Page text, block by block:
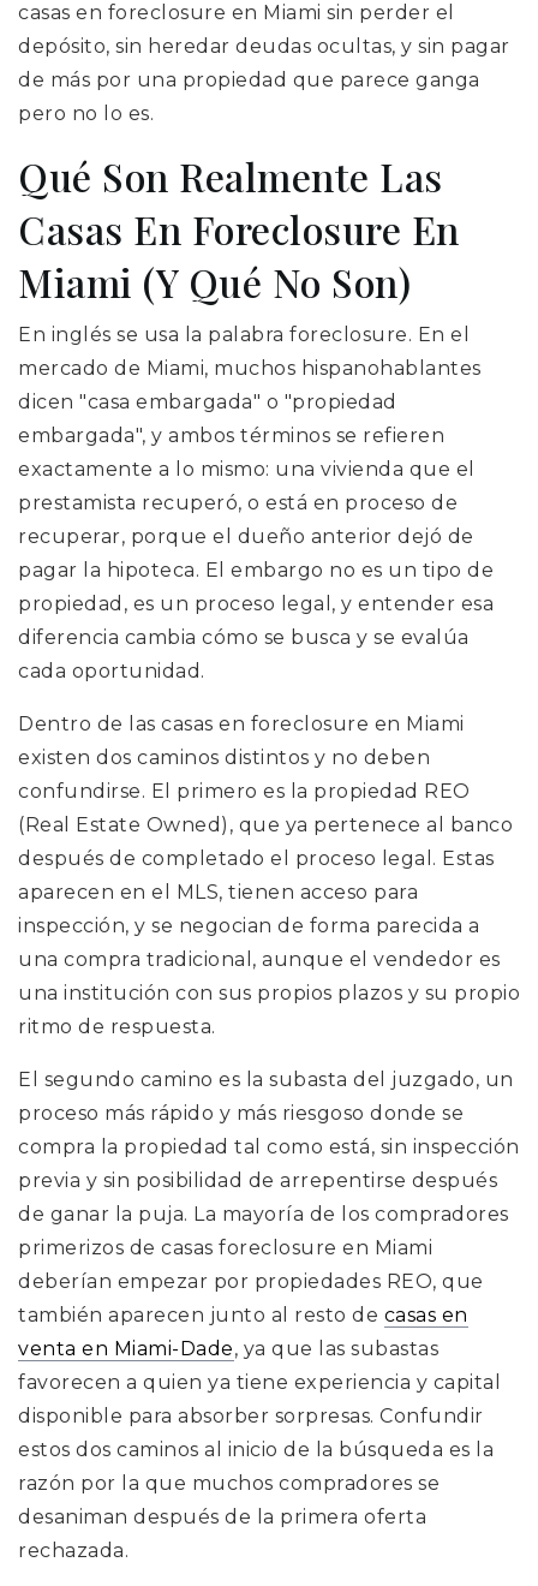
casas en foreclosure en Miami sin perder el
depósito, sin heredar deudas ocultas, y sin pagar
de más por una propiedad que parece ganga
pero no lo es.
Qué Son Realmente Las
Casas En Foreclosure En
Miami (y Qué No Son)
En inglés se usa la palabra foreclosure. En el
mercado de Miami, muchos hispanohablantes
dicen "casa embargada" o "propiedad
embargada", y ambos términos se refieren
exactamente a lo mismo: una vivienda que el
prestamista recuperó, o está en proceso de
recuperar, porque el dueño anterior dejó de
pagar la hipoteca. El embargo no es un tipo de
propiedad, es un proceso legal, y entender esa
diferencia cambia cómo se busca y se evalúa
cada oportunidad.
Dentro de las casas en foreclosure en Miami
existen dos caminos distintos y no deben
confundirse. El primero es la propiedad REO
(Real Estate Owned), que ya pertenece al banco
después de completado el proceso legal. Estas
aparecen en el MLS, tienen acceso para
inspección, y se negocian de forma parecida a
una compra tradicional, aunque el vendedor es
una institución con sus propios plazos y su propio
ritmo de respuesta.
El segundo camino es la subasta del juzgado, un
proceso más rápido y más riesgoso donde se
compra la propiedad tal como está, sin inspección
previa y sin posibilidad de arrepentirse después
de ganar la puja. La mayoría de los compradores
primerizos de casas foreclosure en Miami
deberían empezar por propiedades REO, que
también aparecen junto al resto de casas en
venta en Miami-Dade, ya que las subastas
favorecen a quien ya tiene experiencia y capital
disponible para absorber sorpresas. Confundir
estos dos caminos al inicio de la búsqueda es la
razón por la que muchos compradores se
desaniman después de la primera oferta
rechazada.